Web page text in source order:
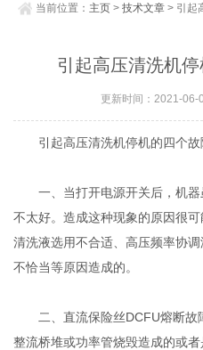
当前位置： 主页 >技术文章 > 引起
引起高压清洗机
更新时间：2021-06-
引起高压清洗机停机的四个故
一、当打开电源开关后，机器
不太好。造成这种现象的原因很
清洗液选用不合适、高压频率协
不恰当等原因造成的。
二、直流保险丝DCFU熔断故
整流桥堆或功率管烧毁造成的或者